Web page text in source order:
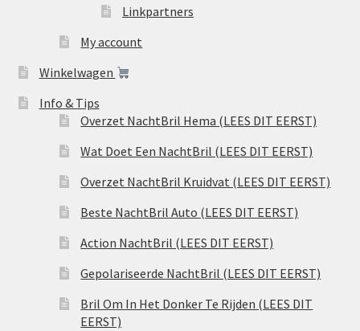
Linkpartners
My account
Winkelwagen
Info & Tips
Overzet NachtBril Hema (LEES DIT EERST)
Wat Doet Een NachtBril (LEES DIT EERST)
Overzet NachtBril Kruidvat (LEES DIT EERST)
Beste NachtBril Auto (LEES DIT EERST)
Action NachtBril (LEES DIT EERST)
Gepolariseerde NachtBril (LEES DIT EERST)
Bril Om In Het Donker Te Rijden (LEES DIT
EERST)